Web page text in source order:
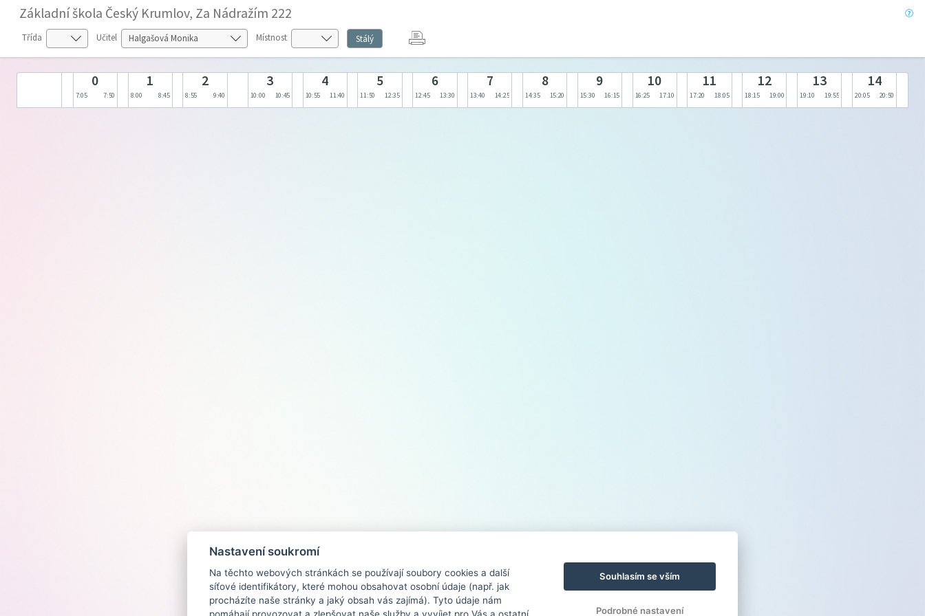
Základní škola Český Krumlov, Za Nádražím 222
Třída Učitel Místnost Stálý
0
7:05 7:50
1
8:00 8:45
2
8:55 9:40
3
10:00 10:45
4
10:55 11:40
5
11:50 12:35
6
12:45 13:30
7
13:40 14:25
8
14:35 15:20
9
15:30 16:15
10
16:25 17:10
11
17:20 18:05
12
18:15 19:00
13
19:10 19:55
14
20:05 20:50
Nastavení soukromí
Na těchto webových stránkách se používají soubory cookies a další
síťové identifikátory, které mohou obsahovat osobní údaje (např. jak
procházíte naše stránky a jaký obsah vás zajímá). Tyto údaje nám
Souhlasím se vším
Podrobné nastavení